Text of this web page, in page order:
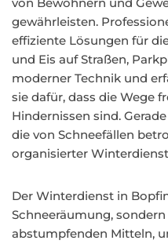
gewährleisten.
effiziente Lösungen für
und Eis auf Straßen,
moderner Technik und
sie dafür, dass die Wege
Hindernissen sind.
die von Schneefällen
organisierter
Der Winterdienst in
Schneeräumung,
abstumpfenden Mitteln,